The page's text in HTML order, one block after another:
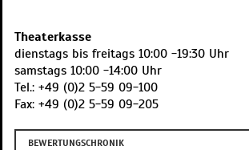
Theaterkasse
dienstags bis freitags 10:00 -19:30 Uhr
samstags 10:00 -14:00 Uhr
Tel.: +49 (0)2 5-59 09-100
Fax: +49 (0)2 5-59 09-205
BEWERTUNGSCHRONIK